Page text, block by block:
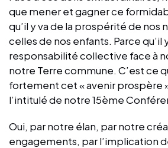
que mener et gagner ce
qu’il y va de la prospérité de nos
celles de nos enfants. Parce qu’il
responsabilité collective face à
notre Terre commune. C’est ce
fortement cet « avenir prospère
l’intitulé de notre 15ème
Oui, par notre élan, par notre
engagements, par l’implication